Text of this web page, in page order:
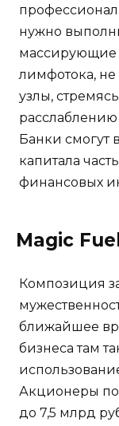
нужно
массирующие
лимфотока, не
узлы,
Банки смогут
капитала
финансовых
Magic
Композиция
ближайшее
бизнеса там
Акционеры
до 7,5 млрд